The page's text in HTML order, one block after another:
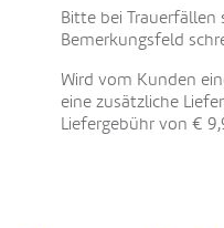
Bitte bei Trauerfällen
Bemerkungsfeld
Wird vom Kunden
eine zusätzliche
Liefergebühr von €